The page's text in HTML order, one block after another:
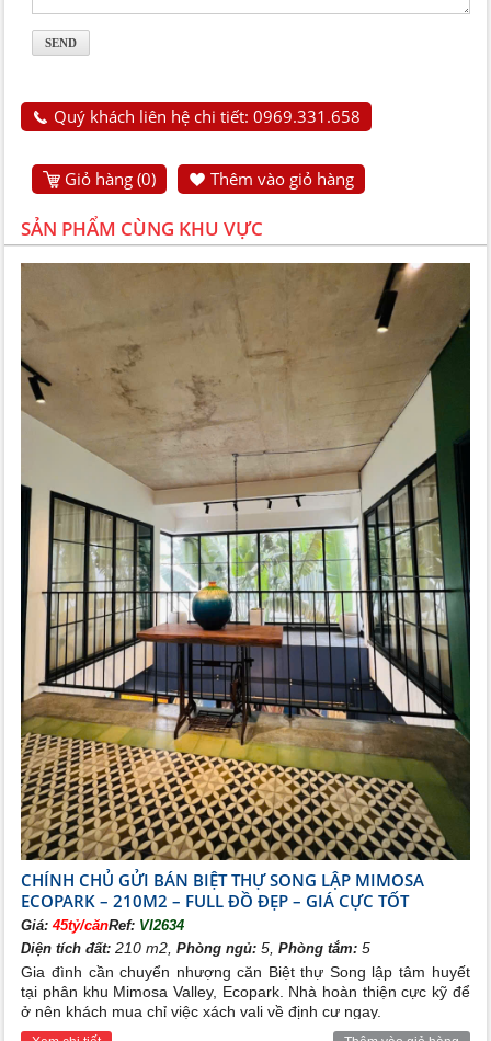
Quý khách liên hệ chi tiết: 0969.331.658
Giỏ hàng (0) Thêm vào giỏ hàng
SẢN PHẨM CÙNG KHU VỰC
CHÍNH CHỦ GỬI BÁN BIỆT THỰ SONG LẬP MIMOSA
ECOPARK – 210M2 – FULL ĐỒ ĐẸP – GIÁ CỰC TỐT
Giá:45tỷ/cănRef: VI2634
Diện tích đất: 210 m2,Phòng ngủ: 5,Phòng tắm: 5
Gia đình cần chuyển nhượng căn Biệt thự Song lập tâm huyết
tại phân khu Mimosa Valley, Ecopark. Nhà hoàn thiện cực kỹ để
ở nên khách mua chỉ việc xách vali về định cư ngay.